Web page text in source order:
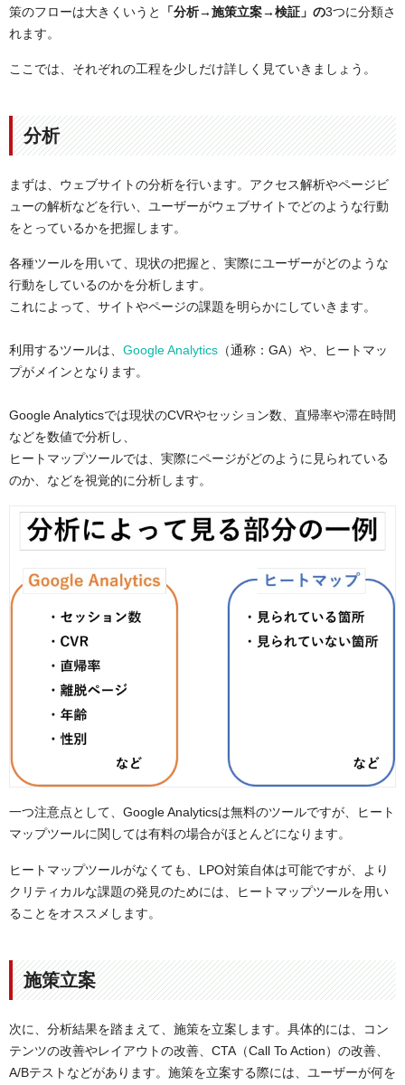
策のフローは大きくいうと 「分析→施策立案→検証」の3つに分類さ
れます。
ここでは、それぞれの工程を少しだけ詳しく見ていきましょう。
分析
まずは、ウェブサイトの分析を行います。アクセス解析やページビ
ューの解析などを行い、ユーザーがウェブサイトでどのような行動
をとっているかを把握します。
各種ツールを用いて、現状の把握と、実際にユーザーがどのような
行動をしているのかを分析します。
これによって、サイトやページの課題を明らかにしていきます。
利用するツールは、 Google Analytics （通称：GA）や、ヒートマッ
プがメインとなります。
Google Analyticsでは現状のCVRやセッション数、直帰率や滞在時間
などを数値で分析し、
ヒートマップツールでは、実際にページがどのように見られている
のか、などを視覚的に分析します。
一つ注意点として、Google Analyticsは無料のツールですが、ヒート
マップツールに関しては有料の場合がほとんどになります。
ヒートマップツールがなくても、LPO対策自体は可能ですが、より
クリティカルな課題の発見のためには、ヒートマップツールを用い
ることをオススメします。
施策立案
次に、分析結果を踏まえて、施策を立案します。具体的には、コン
テンツの改善やレイアウトの改善、CTA（Call To Action）の改善、
A/Bテストなどがあります。施策を立案する際には、ユーザーが何を